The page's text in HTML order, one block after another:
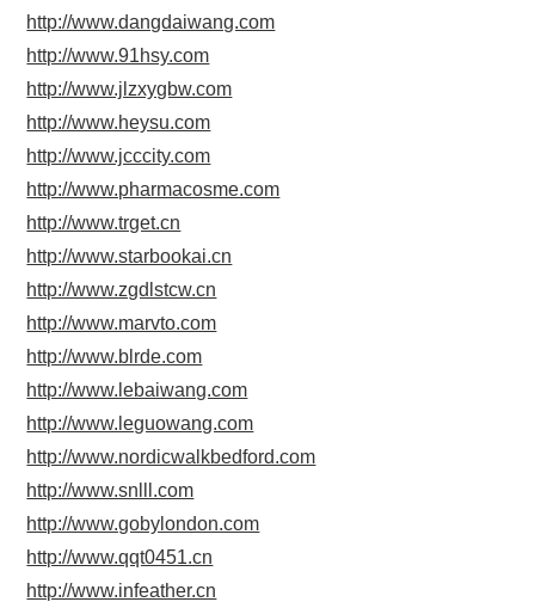
http://www.dangdaiwang.com
http://www.91hsy.com
http://www.jlzxygbw.com
http://www.heysu.com
http://www.jcccity.com
http://www.pharmacosme.com
http://www.trget.cn
http://www.starbookai.cn
http://www.zgdlstcw.cn
http://www.marvto.com
http://www.blrde.com
http://www.lebaiwang.com
http://www.leguowang.com
http://www.nordicwalkbedford.com
http://www.snlll.com
http://www.gobylondon.com
http://www.qqt0451.cn
http://www.infeather.cn